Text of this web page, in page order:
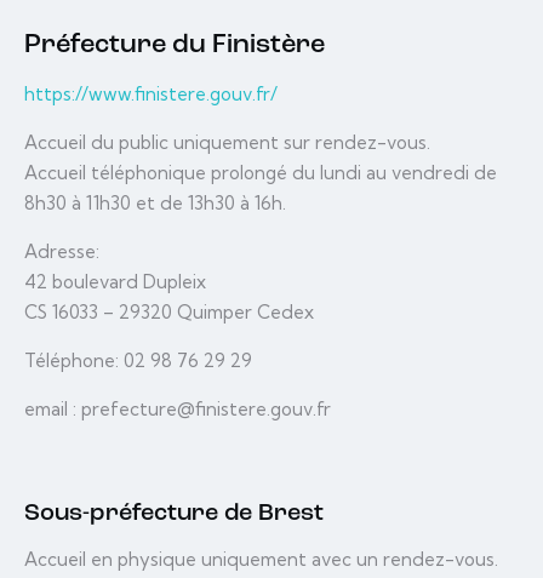
Préfecture du Finistère
https://www.finistere.gouv.fr/
Accueil du public uniquement sur rendez-vous.
Accueil téléphonique prolongé du lundi au vendredi de
8h30 à 11h30 et de 13h30 à 16h.
Adresse:
42 boulevard Dupleix
CS 16033 – 29320 Quimper Cedex
Téléphone: 02 98 76 29 29
email : prefecture@finistere.gouv.fr
Sous-préfecture de Brest
Accueil en physique uniquement avec un rendez-vous.